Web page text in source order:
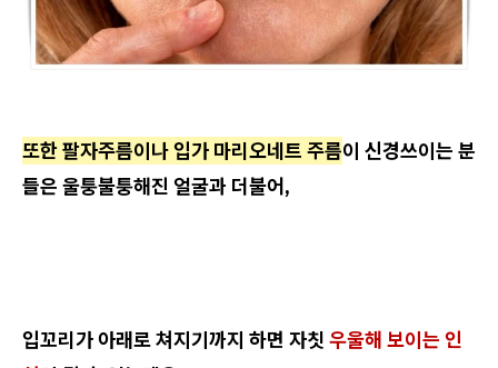
또한 팔자주름이나 입가 마리오네트 주름이 신경쓰이는 분
들은 울퉁불퉁해진 얼굴과 더불어,
입꼬리가 아래로 쳐지기까지 하면 자칫 우울해 보이는 인